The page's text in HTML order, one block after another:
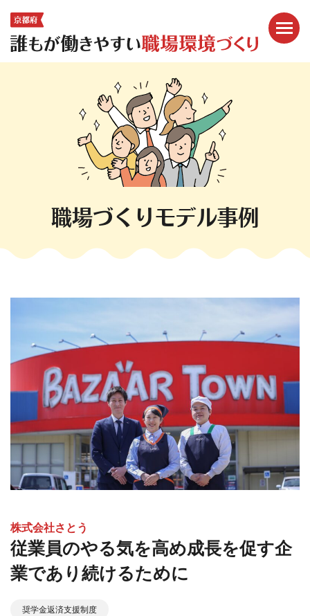
メニ
職場づくりモデル事例
株式会社さとう
従業員のやる気を高め成長を促す企
業であり続けるために
奨学金返済支援制度